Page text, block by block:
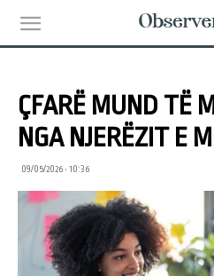
ÇFARË MUND TË
NGA NJERËZIT E
09/05/2026 • 10:36